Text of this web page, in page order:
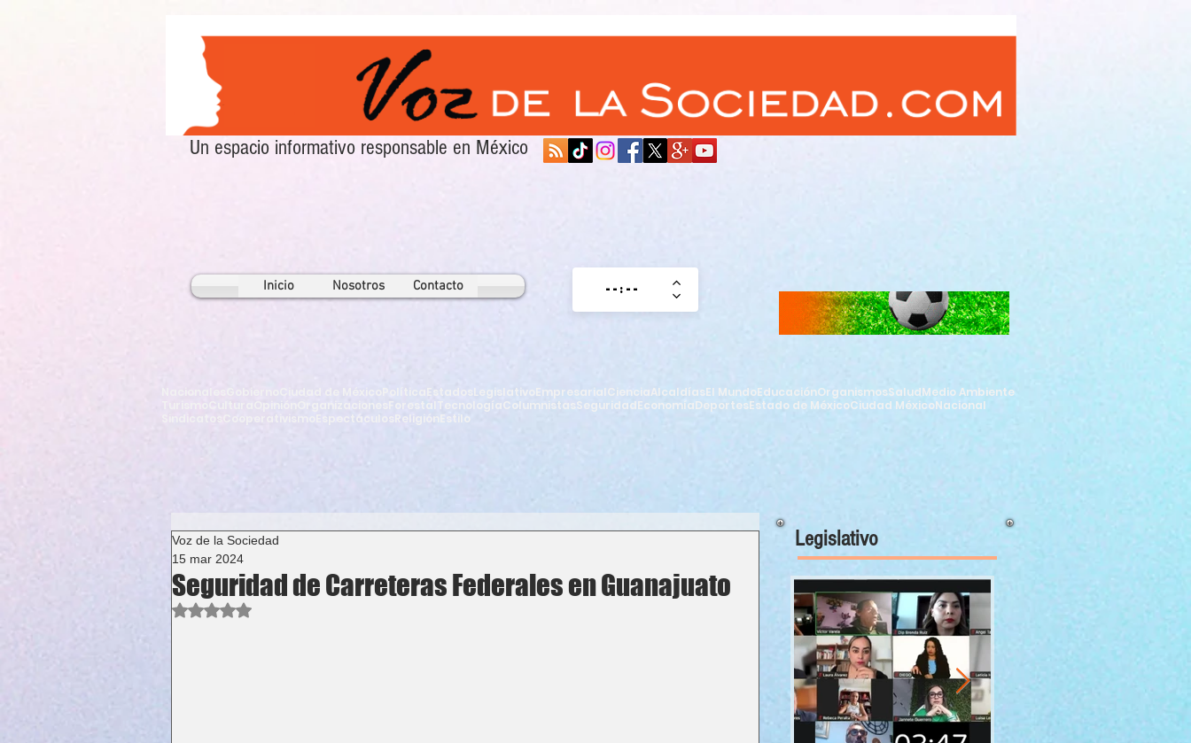
Un espacio informativo responsable en México
Inicio Nosotros Contacto
Estados Legislativo EmpresarialCienciaAlcaldíasEl MundoEducaciónOrganismosSaludMedio Ambiente
Organizaciones Forestal TecnologíaColumnistasSeguridadEconomíaDeportesEstado de MéxicoCiudad MéxicoNacional
Sindicatos
Cooperativismo Espectáculos Religión Estilo
Seguridad de Carreteras Federales en Guanajuato
Voz de la Sociedad
15 mar 2024
Obtuvo NaN de 5 estrellas.
Legislativo